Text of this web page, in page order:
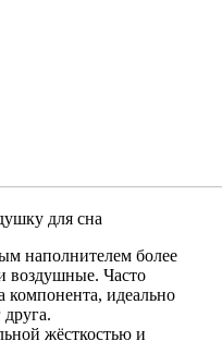
для сна
наполнителем более
воздушные. Часто
компонента, идеально
жёсткостью и